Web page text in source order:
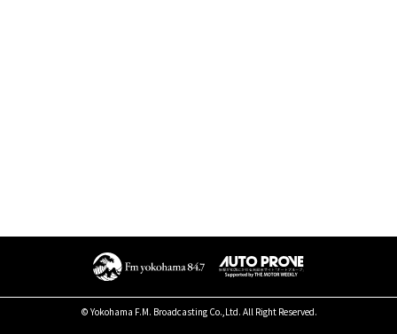
© Yokohama F.M. Broadcasting Co.,Ltd. All Right Reserved.